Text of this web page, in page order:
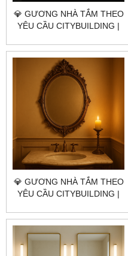
💎 GƯƠNG NHÀ TẮM THEO
YÊU CẦU CITYBUILDING |
GIÁ GƯƠNG NHÀ TẮM
QUẬN 7 TP.HCM
💎 GƯƠNG NHÀ TẮM THEO
YÊU CẦU CITYBUILDING |
GIÁ GƯƠNG NHÀ TẮM